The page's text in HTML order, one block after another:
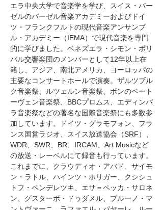
エラ中央大学で音楽学を学び、スイス・バー
ゼルのバーゼル音楽アカデミーおよびドイ
ツ・フランクフルトの現代音楽アンサンブ
ル・アカデミー（IEMA）で現代音楽を専門
的に学びました。ベネズエラ・シモン・ボリ
バル交響楽団のメンバーとして12年以上在
籍し、アジア、南北アメリカ、ヨーロッパの
主要なコンサートホールで演奏。ザルツブル
ク音楽祭、ルツェルン音楽祭、ボンのベート
ーヴェン音楽祭、BBCプロムス、エディンバ
ラ音楽祭などの著名な国際音楽祭にも多数参
加しています。ドイツ・グラモフォン、フラ
ンス国営ラジオ、スイス放送協会（SRF）、
WDR、SWR、BR、IRCAM、Art Musicなど
の放送・レーベルにて録音も行っています。
これまでに、クラウディオ・アバド、サイモ
ン・ラトル、ハインツ・ホリガー、クシシュ
トフ・ペンデレツキ、エサ＝ペッカ・サロネ
ン、グスターボ・ドゥダメル、ブルーノ・マ